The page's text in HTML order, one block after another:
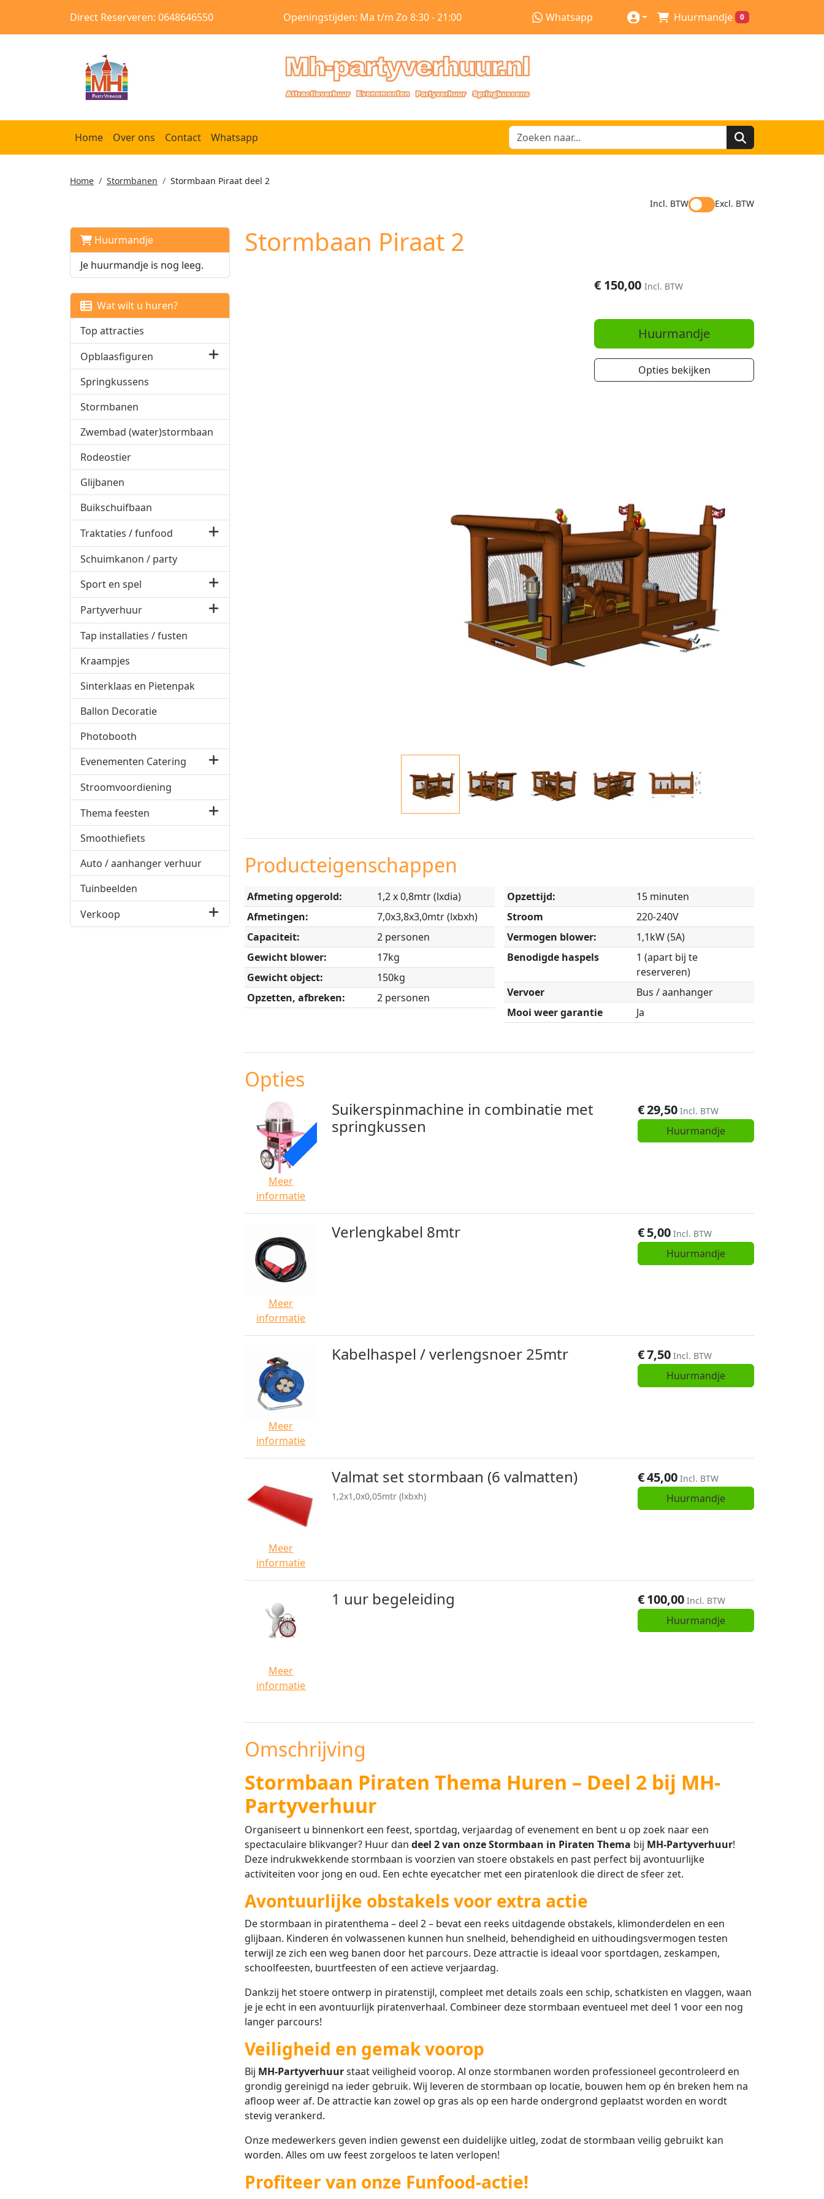
Direct Reserveren: 0648646550 Openingstijden: Ma t/m Zo 8:30 - 21:00 Whatsapp Huurmandje 0
Home Over ons Contact Whatsapp
Home Stormbanen
Stormbaan Piraat deel 2
Incl. BTW
Excl. BTW
Huurmandje
Je huurmandje is nog leeg.
Wat wilt u huren?
Top attracties
Opblaasfiguren
Springkussens
Stormbanen
Zwembad (water)stormbaan
Rodeostier
Glijbanen
Buikschuifbaan
Traktaties / funfood
Schuimkanon / party
Sport en spel
Partyverhuur
Tap installaties / fusten
Kraampjes
Sinterklaas en Pietenpak
Ballon Decoratie
Photobooth
Evenementen Catering
Stroomvoordiening
Thema feesten
Smoothiefiets
Auto / aanhanger verhuur
Tuinbeelden
Verkoop
Stormbaan Piraat 2
€ 150,00 Incl. BTW
Huurmandje
Opties bekijken
Producteigenschappen
Afmeting opgerold:
1,2 x 0,8mtr (lxdia)
Afmetingen:
7,0x3,8x3,0mtr (lxbxh)
Capaciteit:
2 personen
Gewicht blower:
17kg
Gewicht object:
150kg
Opzetten, afbreken:
2 personen
Opzettijd:
15 minuten
Stroom
220-240V
Vermogen blower:
1,1kW (5A)
Benodigde haspels
1 (apart bij te
reserveren)
Vervoer
Bus / aanhanger
Mooi weer garantie
Ja
Omschrijving
Stormbaan Piraten Thema Huren – Deel 2 bij MH-
Partyverhuur
Organiseert u binnenkort een feest, sportdag, verjaardag of evenement en bent u op zoek naar een
spectaculaire blikvanger? Huur dan deel 2 van onze Stormbaan in Piraten Thema bij MH-Partyverhuur!
Deze indrukwekkende stormbaan is voorzien van stoere obstakels en past perfect bij avontuurlijke
activiteiten voor jong en oud. Een echte eyecatcher met een piratenlook die direct de sfeer zet.
Avontuurlijke obstakels voor extra actie
De stormbaan in piratenthema – deel 2 – bevat een reeks uitdagende obstakels, klimonderdelen en een
glijbaan. Kinderen én volwassenen kunnen hun snelheid, behendigheid en uithoudingsvermogen testen
terwijl ze zich een weg banen door het parcours. Deze attractie is ideaal voor sportdagen, zeskampen,
schoolfeesten, buurtfeesten of een actieve verjaardag.
Dankzij het stoere ontwerp in piratenstijl, compleet met details zoals een schip, schatkisten en vlaggen, waan
je je echt in een avontuurlijk piratenverhaal. Combineer deze stormbaan eventueel met deel 1 voor een nog
langer parcours!
Veiligheid en gemak voorop
Bij MH-Partyverhuurstaat veiligheid voorop. Al onze stormbanen worden professioneel gecontroleerd en
grondig gereinigd na ieder gebruik. Wij leveren de stormbaan op locatie, bouwen hem op én breken hem na
afloop weer af. De attractie kan zowel op gras als op een harde ondergrond geplaatst worden en wordt
stevig verankerd.
Onze medewerkers geven indien gewenst een duidelijke uitleg, zodat de stormbaan veilig gebruikt kan
worden. Alles om uw feest zorgeloos te laten verlopen!
Profiteer van onze Funfood-actie!
Opties
ACTIE
Meer
informatie
€29,50 Incl. BTW
Huurmandje
Suikerspinmachine in combinatie met
springkussen
Meer
informatie
€5,00 Incl. BTW
Huurmandje
Verlengkabel 8mtr
Meer
informatie
€7,50 Incl. BTW
Huurmandje
Kabelhaspel / verlengsnoer 25mtr
Meer
informatie
€45,00 Incl. BTW
Huurmandje
Valmat set stormbaan (6 valmatten)
1,2x1,0x0,05mtr (lxbxh)
Meer
informatie
€100,00 Incl. BTW
Huurmandje
1 uur begeleiding